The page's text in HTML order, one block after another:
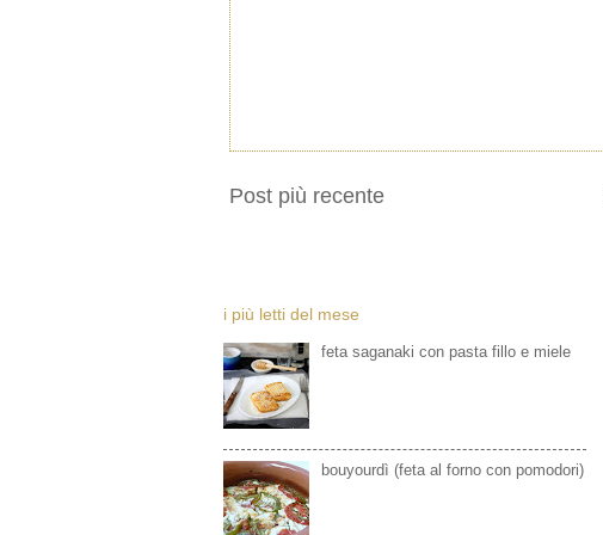
Post più recente
i più letti del mese
feta saganaki con pasta fillo e miele
bouyourdì (feta al forno con pomodori)